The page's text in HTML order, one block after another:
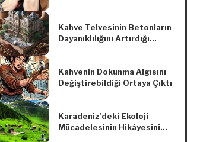
Kahve Telvesinin Betonların
Dayanıklılığını Artırdığı
Kahvenin Dokunma Algısını
Değiştirebildiği Ortaya Çıktı
Karadeniz’deki Ekoloji
Mücadelesinin Hikâyesini